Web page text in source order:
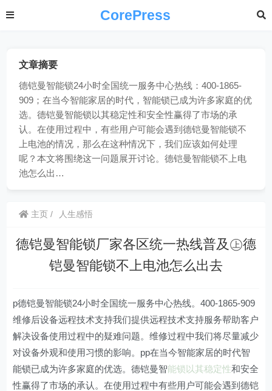
CorePress
文章摘要
德铠曼智能锁24小时全国统一服务中心热线：400-1865-
909；在当今智能家居的时代，智能锁已成为许多家庭的优
选。德铠曼智能锁以其稳定性和安全性赢得了市场的承
认。在使用过程中，有些用户可能会遇到德铠曼智能锁不
上电池的情况，那么在这种情况下，我们应该如何处理
呢？本文将围绕这一问题展开讨论。德铠曼智能锁不上电
池怎么出…
主页 人生感悟
德铠曼智能锁厂家各区统一热线普及㊤德
铠曼智能锁不上电池怎么出去
p德铠曼智能锁24小时全国统一服务中心热线。400-1865-909
维修后设备远程技术支持我们提供远程技术支持服务帮助客户
解决设备使用过程中的疑难问题。维修过程中我们将尽量减少
对设备外观和使用习惯的影响。pp在当今智能家居的时代智
能锁已成为许多家庭的优选。德铠曼智能锁以其稳定性和安全
性赢得了市场的承认。在使用过程中有些用户可能会遇到德铠